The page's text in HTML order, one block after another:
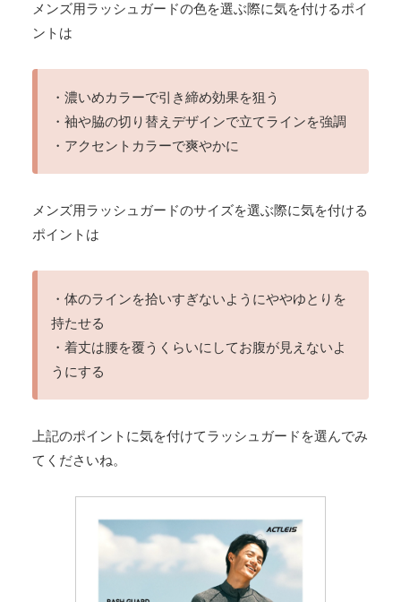
メンズ用ラッシュガードの色を選ぶ際に気を付けるポイ
ントは
・濃いめカラーで引き締め効果を狙う
・袖や脇の切り替えデザインで立てラインを強調
・アクセントカラーで爽やかに
メンズ用ラッシュガードのサイズを選ぶ際に気を付ける
ポイントは
・体のラインを拾いすぎないようにややゆとりを
持たせる
・着丈は腰を覆うくらいにしてお腹が見えないよ
うにする
上記のポイントに気を付けてラッシュガードを選んでみ
てくださいね。